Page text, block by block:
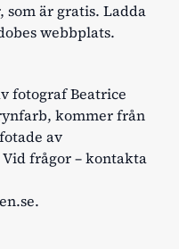
som är gratis. Ladda
webbplats.
fotograf Beatrice
kommer från
av
frågor – kontakta
.